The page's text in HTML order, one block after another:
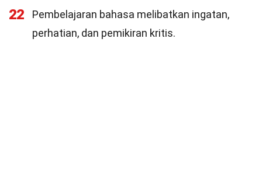
22
Pembelajaran bahasa melibatkan ingatan,
perhatian, dan pemikiran kritis.